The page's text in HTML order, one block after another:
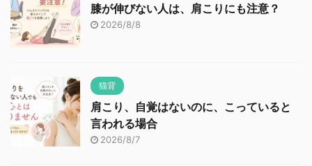
膝が伸びない人は、肩こりにも注意？
2026/8/8
猫背
肩こり、自覚はないのに、こっていると
言われる場合
2026/8/7